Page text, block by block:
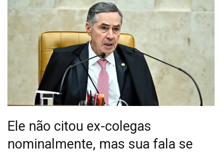
Ele não citou ex-colegas
nominalmente, mas sua fala se